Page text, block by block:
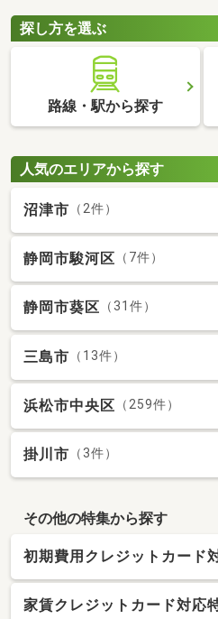
ョンから、気に入る物件を見つけ
探し方を選ぶ
路線・駅から探す
人気のエリアから探す
沼津市 （2件）
静岡市駿河区 （7件）
静岡市葵区 （31件）
三島市 （13件）
浜松市中央区 （259件）
掛川市 （3件）
その他の特集から探す
初期費用クレジットカード
家賃クレジットカード対応